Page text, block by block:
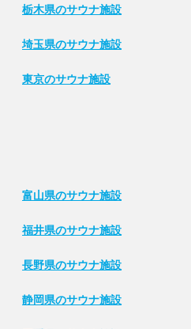
栃木県のサウナ施設
埼玉県のサウナ施設
東京のサウナ施設
富山県のサウナ施設
福井県のサウナ施設
長野県のサウナ施設
静岡県のサウナ施設